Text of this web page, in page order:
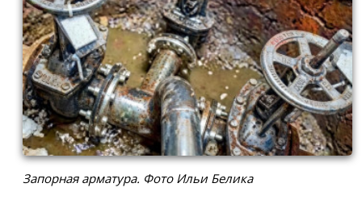
Запорная арматура. Фото Ильи Белика